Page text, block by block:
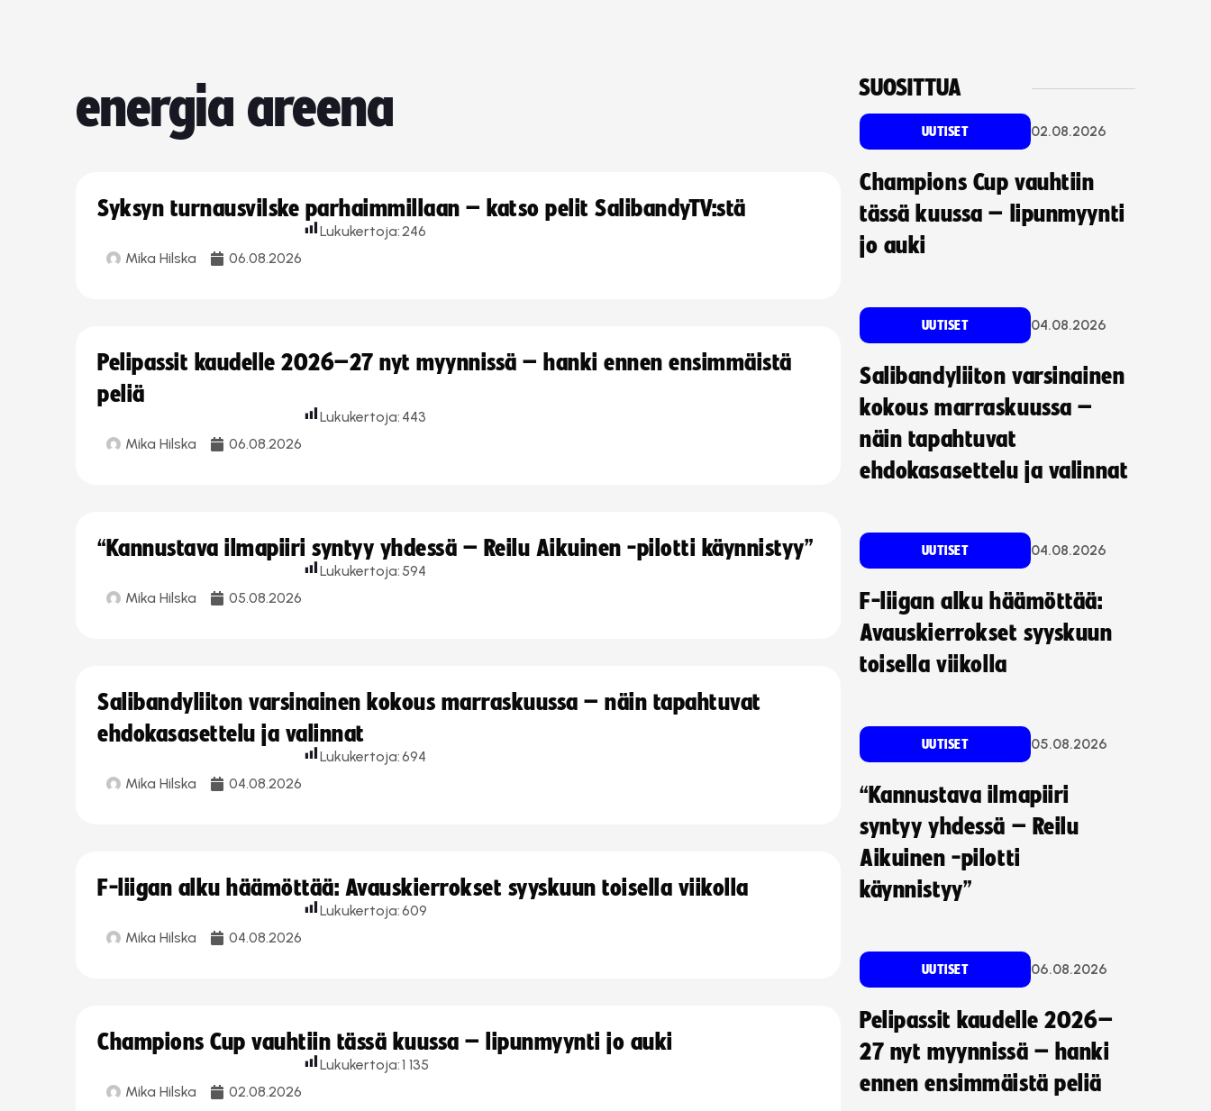
energia areena
Syksyn turnausvilske parhaimmillaan – katso pelit SalibandyTV:stä
Mika Hilska 06.08.2026
Lukukertoja:246
Pelipassit kaudelle 2026–27 nyt myynnissä – hanki ennen ensimmäistä
peliä
Mika Hilska 06.08.2026
Lukukertoja: 443
“Kannustava ilmapiiri syntyy yhdessä – Reilu Aikuinen -pilotti käynnistyy”
Mika Hilska 05.08.2026
Lukukertoja: 594
Salibandyliiton varsinainen kokous marraskuussa – näin tapahtuvat
ehdokasasettelu ja valinnat
Mika Hilska 04.08.2026
Lukukertoja:694
F-liigan alku häämöttää: Avauskierrokset syyskuun toisella viikolla
Mika Hilska 04.08.2026
Lukukertoja:609
Champions Cup vauhtiin tässä kuussa – lipunmyynti jo auki
Mika Hilska 02.08.2026
Lukukertoja:1 135
SUOSITTUA
UUTISET 02.08.2026
Champions Cup vauhtiin
tässä kuussa – lipunmyynti
jo auki
UUTISET 04.08.2026
Salibandyliiton varsinainen
kokous marraskuussa –
näin tapahtuvat
ehdokasasettelu ja valinnat
UUTISET 04.08.2026
F-liigan alku häämöttää:
Avauskierrokset syyskuun
toisella viikolla
UUTISET 05.08.2026
“Kannustava ilmapiiri
syntyy yhdessä – Reilu
Aikuinen -pilotti
käynnistyy”
UUTISET 06.08.2026
Pelipassit kaudelle 2026–
27 nyt myynnissä – hanki
ennen ensimmäistä peliä